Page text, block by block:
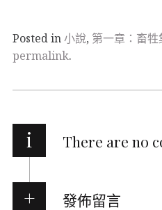
Posted in小說, 第一章：畜牲
permalink.
i There are no
發佈留言